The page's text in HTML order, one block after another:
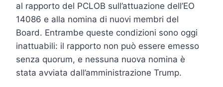
al rapporto del PCLOB sull’attuazione dell’EO
14086 e alla nomina di nuovi membri del
Board. Entrambe queste condizioni sono oggi
inattuabili: il rapporto non può essere emesso
senza quorum, e nessuna nuova nomina è
stata avviata dall’amministrazione Trump.